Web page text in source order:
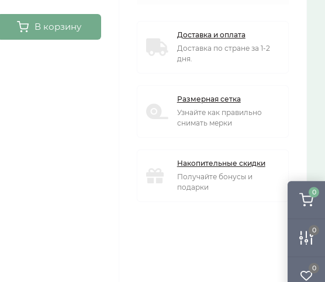
0
0
0
В корзину
Доставка и оплата
Доставка по стране за 1-2
дня.
Размерная сетка
Узнайте как правильно
снимать мерки
Накопительные скидки
Получайте бонусы и
подарки